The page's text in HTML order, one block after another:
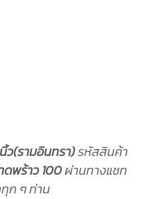
ว(รามอินทรา)รหัสสินค้า
ดพร้าว 100ผ่านทางแชท
ก ๆ ท่าน